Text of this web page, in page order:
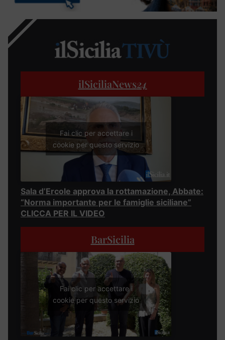
ilSiciliaNews24
Fai clic per accettare i
cookie per questo servizio
Sala d’Ercole approva la rottamazione, Abbate:
“Norma importante per le famiglie siciliane”
CLICCA PER IL VIDEO
BarSicilia
Fai clic per accettare i
cookie per questo servizio